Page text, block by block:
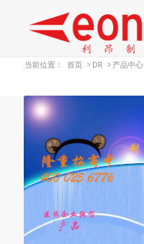
当前位置： 首页 > DR > 产品中心